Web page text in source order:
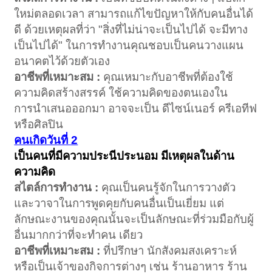
ใหม่ตลอดเวลา สามารถแก้ไขปัญหาให้กับคนอื่นได้
ดี ด้วยเหตุผลที่ว่า "สิ่งที่ไม่น่าจะเป็นไปได้ จะมีทาง
เป็นไปได้" ในการทำงานคุณชอบเป็นคนวางแผน
อนาคตไว้ด้วยตัวเอง
อาชีพที่เหมาะสม : คุณเหมาะกับอาชีพที่ต้องใช้
ความคิดสร้างสรรค์ ใช้ความคิดของตนเองใน
การนำเสนอออกมา อาจจะเป็น ดีไซน์เนอร์ ครีเอทีฟ
หรือศิลปิน
คนเกิดวันที่ 2
เป็นคนที่มีความประนีประนอม มีเหตุผลในด้าน
ความคิด
สไตล์การทำงาน : คุณเป็นคนรู้จักในการวางตัว
และวาจาในการพูดคุยกับคนอื่นเป็นเยี่ยม แต่
ลักษณะงานของคุณนั้นจะเป็นลักษณะที่ร่วมมือกับผู้
อื่นมากกว่าที่จะทำคน เดียว
อาชีพที่เหมาะสม : ที่ปรึกษา นักสังคมสงเคราะห์
หรือเป็นเจ้าของกิจการต่างๆ เช่น ร้านอาหาร ร้าน